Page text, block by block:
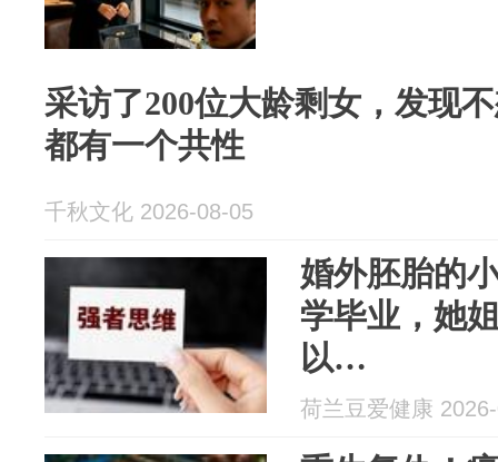
采访了200位大龄剩女，发现
都有一个共性
千秋文化 2026-08-05
婚外胚胎的
学毕业，她
以…
荷兰豆爱健康